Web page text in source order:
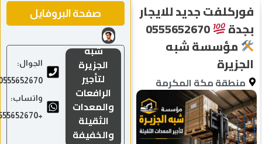
جديد للايجار
مؤسسة شبه
منطقة مكة المكرمة
صفحة البروفايل
شبه
الجزيرة
لتأجير
الرافعات
والمعدات
الثقيلة
والخفيفة
الجوال:
0555652670
واتساب:
+966555652670